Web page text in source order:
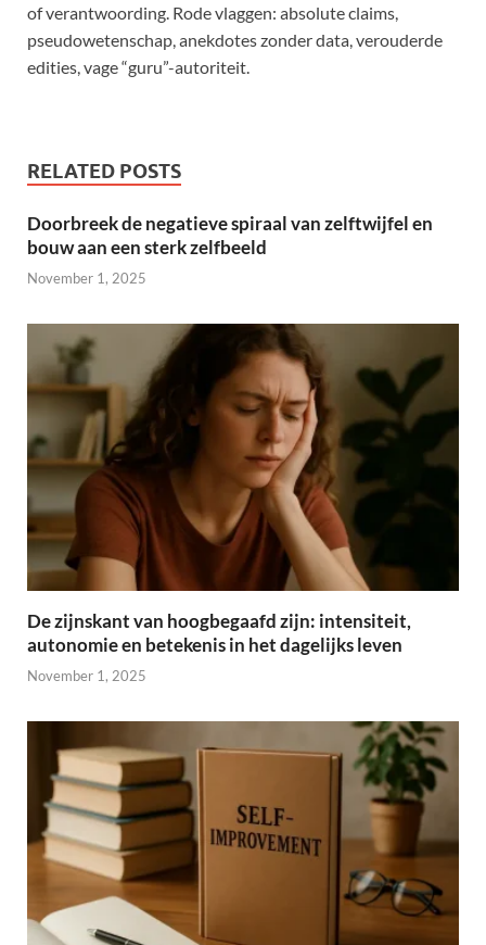
of verantwoording. Rode vlaggen: absolute claims,
pseudowetenschap, anekdotes zonder data, verouderde
edities, vage “guru”-autoriteit.
RELATED POSTS
Doorbreek de negatieve spiraal van zelftwijfel en
bouw aan een sterk zelfbeeld
November 1, 2025
De zijnskant van hoogbegaafd zijn: intensiteit,
autonomie en betekenis in het dagelijks leven
November 1, 2025